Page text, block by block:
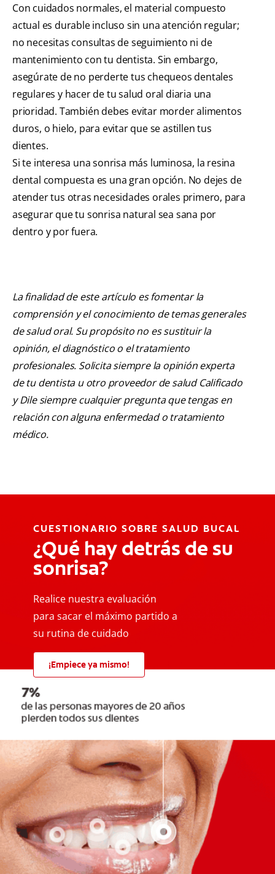
Con cuidados normales, el material compuesto
actual es durable incluso sin una atención regular;
no necesitas consultas de seguimiento ni de
mantenimiento con tu dentista. Sin embargo,
asegúrate de no perderte tus chequeos dentales
regulares y hacer de tu salud oral diaria una
prioridad. También debes evitar morder alimentos
duros, o hielo, para evitar que se astillen tus
dientes.
Si te interesa una sonrisa más luminosa, la resina
dental compuesta es una gran opción. No dejes de
atender tus otras necesidades orales primero, para
asegurar que tu sonrisa natural sea sana por
dentro y por fuera.
La finalidad de este artículo es fomentar la
comprensión y el conocimiento de temas generales
de salud oral. Su propósito no es sustituir la
opinión, el diagnóstico o el tratamiento
profesionales. Solicita siempre la opinión experta
de tu dentista u otro proveedor de salud Calificado
y Dile siempre cualquier pregunta que tengas en
relación con alguna enfermedad o tratamiento
médico.
CUESTIONARIO SOBRE SALUD BUCAL
¿Qué hay detrás de su
sonrisa?
Realice nuestra evaluación
para sacar el máximo partido a
su rutina de cuidado
¡Empiece ya mismo!